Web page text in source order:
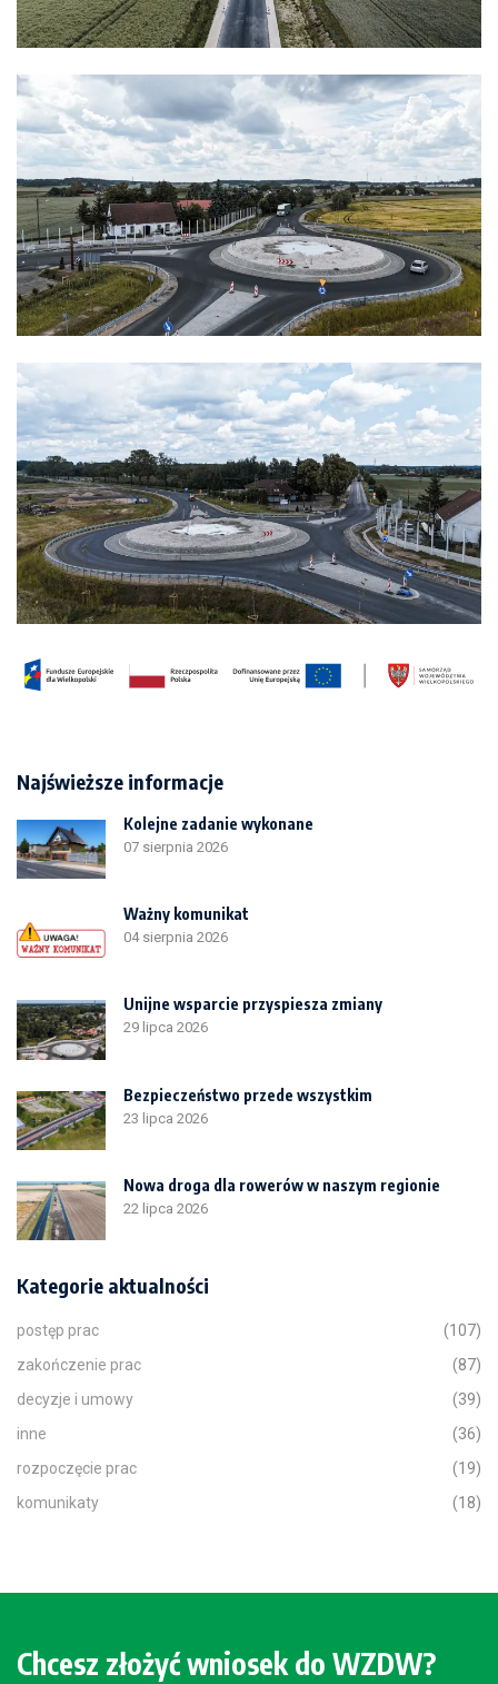
Najświeższe informacje
Kolejne zadanie wykonane
07 sierpnia 2026
Ważny komunikat
04 sierpnia 2026
Unijne wsparcie przyspiesza zmiany
29 lipca 2026
Bezpieczeństwo przede wszystkim
23 lipca 2026
Nowa droga dla rowerów w naszym regionie
22 lipca 2026
Kategorie aktualności
postęp prac
(107)
zakończenie prac
(87)
decyzje i umowy
(39)
inne
(36)
rozpoczęcie prac
(19)
komunikaty
(18)
Chcesz złożyć wniosek do WZDW?